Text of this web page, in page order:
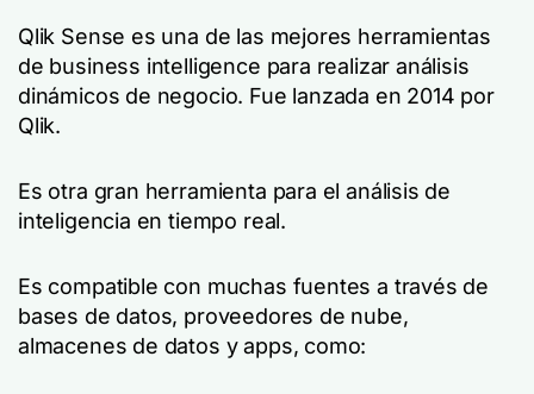
Qlik Sense es una de las mejores herramientas
de business intelligence para realizar análisis
dinámicos de negocio. Fue lanzada en 2014 por
Qlik.
Es otra gran herramienta para el análisis de
inteligencia en tiempo real.
Es compatible con muchas fuentes a través de
bases de datos, proveedores de nube,
almacenes de datos y apps, como: